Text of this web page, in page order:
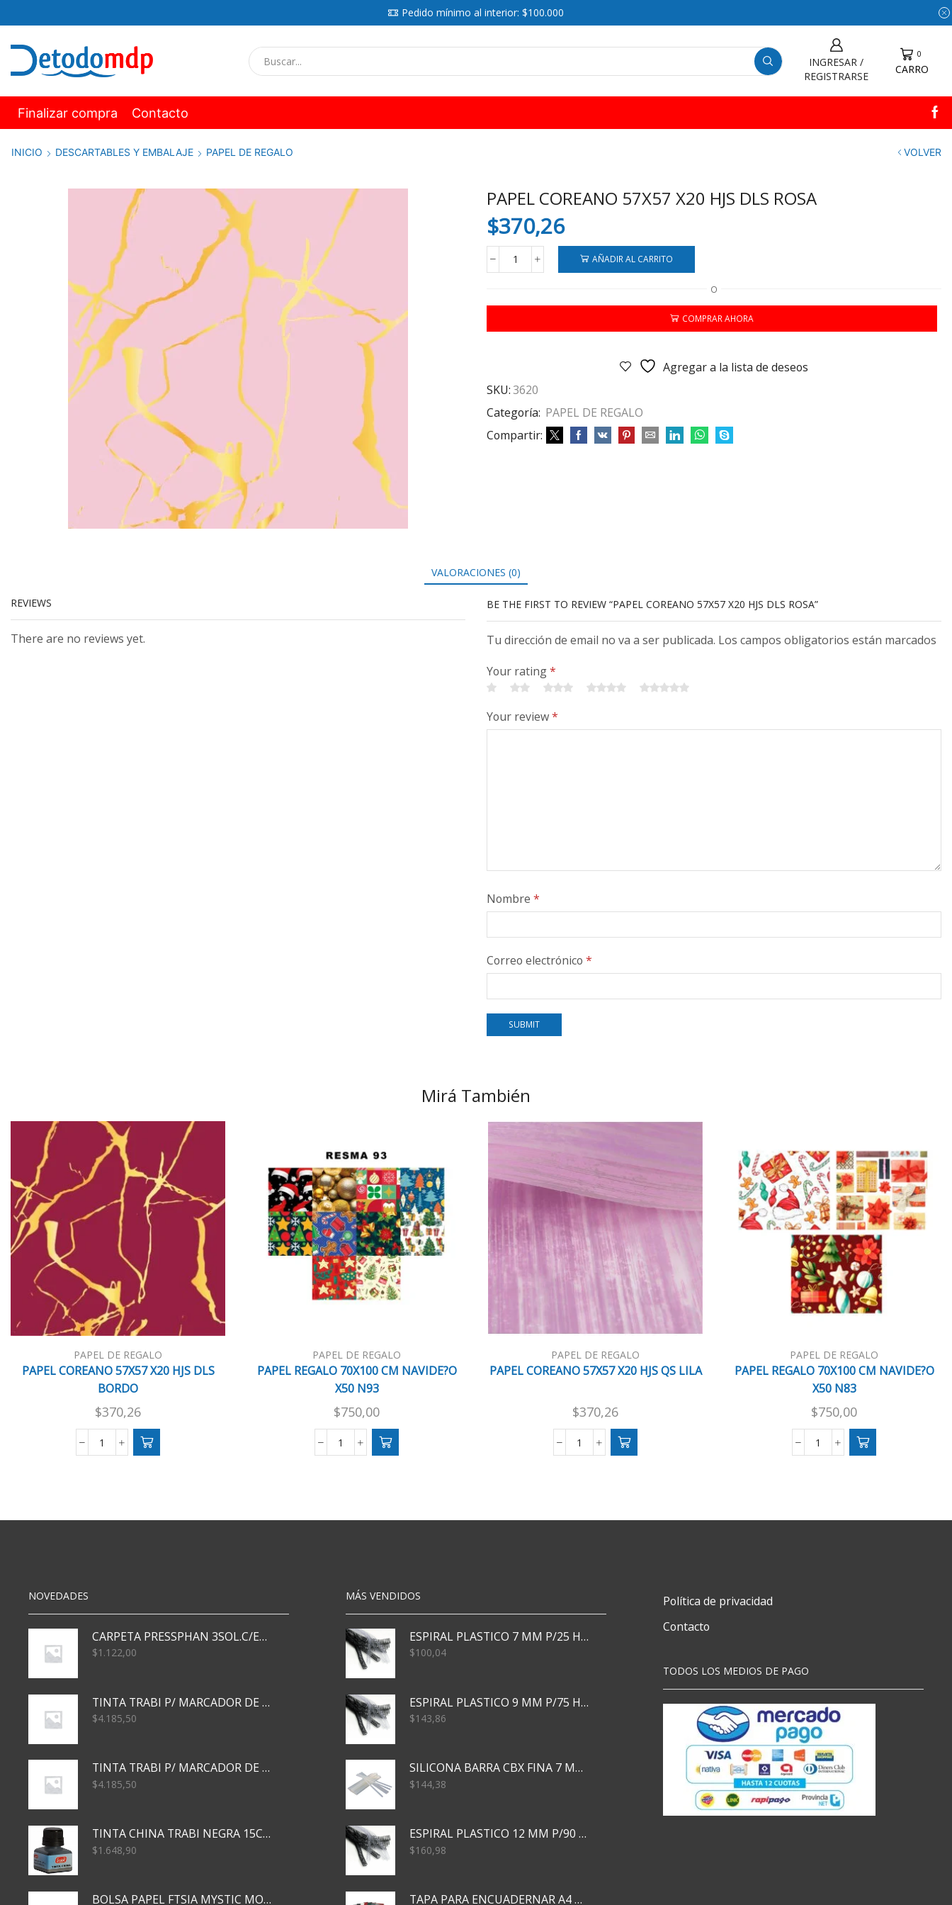
Pedido mínimo al interior: $100.000
INGRESAR /
REGISTRARSE
0
CARRO
Finalizar compra Contacto
INICIO DESCARTABLES Y EMBALAJE PAPEL DE REGALO VOLVER
PAPEL COREANO 57X57 X20 HJS DLS ROSA
$370,26
PAPEL
X20
DLS
AÑADIR AL CARRITO
O
COMPRAR AHORA
Agregar a la lista de deseos
SKU:3620
Categoría: PAPEL DE REGALO
Compartir:
VALORACIONES (0)
REVIEWS
There are no reviews yet.
BE THE FIRST TO REVIEW “PAPEL COREANO 57X57 X20 HJS DLS ROSA”
Tu dirección de email no va a ser publicada. Los campos obligatorios están marcados
Your rating*
Your review*
Nombre *
Correo electrónico *
Mirá También
PAPEL DE REGALO
PAPEL COREANO 57X57 X20 HJS DLS
BORDO
$370,26
PAPEL
DLS
PAPEL DE REGALO
PAPEL REGALO 70X100 CM NAVIDE?O
X50 N93
$750,00
PAPEL
O
PAPEL DE REGALO
PAPEL COREANO 57X57 X20 HJS QS LILA
$370,26
PAPEL
QS
PAPEL DE REGALO
PAPEL REGALO 70X100 CM NAVIDE?O
X50 N83
$750,00
PAPEL
O
NOVEDADES
CARPETA PRESSPHAN 3SOL.C/ELAST MARRON A4 P01A
$1.122,00
TINTA TRABI P/ MARCADOR DE PIZARRA x30ml AZUL
$4.185,50
TINTA TRABI P/ MARCADOR DE PIZARRA x30ml ROJO
$4.185,50
TINTA CHINA TRABI NEGRA 15CC TR3460
$1.648,90
BOLSA PAPEL FTSIA MYSTIC MONKEY 14/08/20
MÁS VENDIDOS
ESPIRAL PLASTICO 7 MM P/25 HJS X50x3000
$100,04
ESPIRAL PLASTICO 9 MM P/75 HJS X50X2400
$143,86
SILICONA BARRA CBX FINA 7 MM 28 CM
$144,38
ESPIRAL PLASTICO 12 MM P/90 HJS X50X1500
$160,98
TAPA PARA ENCUADERNAR A4 TRANSP x50x500
Política de privacidad
Contacto
TODOS LOS MEDIOS DE PAGO